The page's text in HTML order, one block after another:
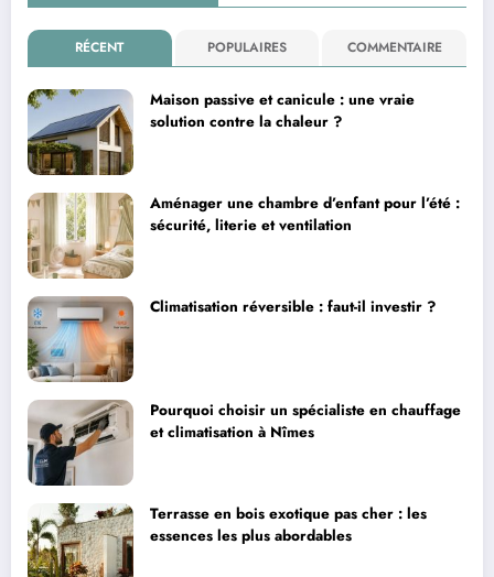
RÉCENT POPULAIRES COMMENTAIRE
Maison passive et canicule : une vraie
solution contre la chaleur ?
Aménager une chambre d’enfant pour l’été :
sécurité, literie et ventilation
Climatisation réversible : faut-il investir ?
Pourquoi choisir un spécialiste en chauffage
et climatisation à Nîmes
Terrasse en bois exotique pas cher : les
essences les plus abordables